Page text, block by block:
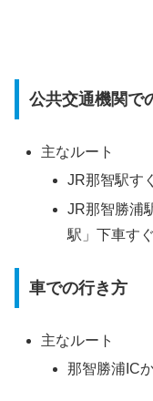
公共交通機関で
主なルート
JR那智駅す
JR那智勝浦
駅」下車すぐ
車での行き方
主なルート
那智勝浦IC